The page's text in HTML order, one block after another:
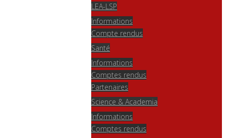
LEA-LSP
Informations
Compte rendus
Santé
Informations
Comptes rendus
Partenaires
Science & Academia
Informations
Comptes rendus